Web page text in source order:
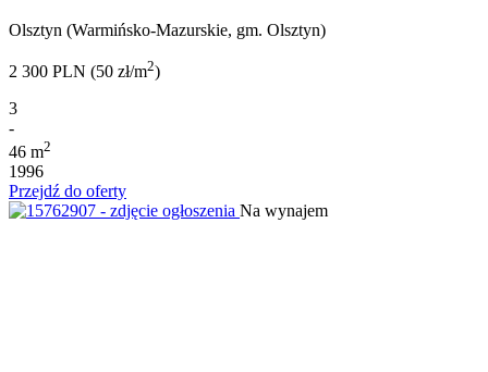
Olsztyn (Warmińsko-Mazurskie, gm. Olsztyn)
2 300 PLN (50 zł/m2)
3
-
46 m2
1996
Przejdź do oferty
Na wynajem